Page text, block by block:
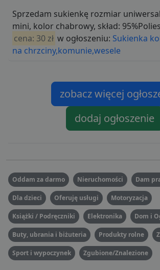
Sprzedam sukienkę rozmiar
mini, kolor chabrowy, skład:
cena: 30 zł w ogłoszeniu: Sukienka
na chrzciny,komunie,wesele
zobacz więcej
dodaj ogłoszenie
Oddam za darmo Nieruchomości Dam
Dla dzieci Oferuję usługi Motoryzacja
Książki / Podręczniki Elektronika Dom i
Buty, ubrania i biżuteria Produkty rolne
Sport i wypoczynek Zgubione/Znalezione